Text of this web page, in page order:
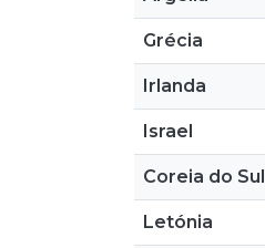
Grécia
Irlanda
Israel
Coreia do Sul
Letónia